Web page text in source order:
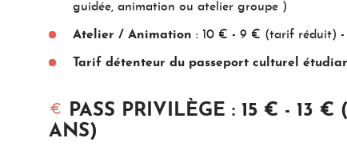
guidée, animation ou atelier groupe )
Atelier / Animation : 10 € - 9 € (tarif réduit)
Tarif détenteur du passeport culturel
PASS PRIVILÈGE : 15 € - 13 €
ANS)